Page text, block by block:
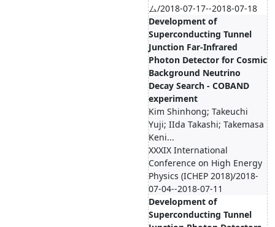
ム/2018-07-17--2018-07-18
Development of
Superconducting Tunnel
Junction Far-Infrared
Photon Detector for Cosmic
Background Neutrino
Decay Search - COBAND
experiment
Kim Shinhong; Takeuchi
Yuji; IIda Takashi; Takemasa
Keni...
XXXIX International
Conference on High Energy
Physics (ICHEP 2018)/2018-
07-04--2018-07-11
Development of
Superconducting Tunnel